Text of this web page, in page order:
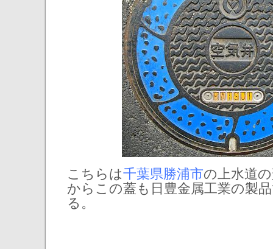
こちらは千葉県勝浦市の上水道
からこの蓋も日豊金属工業の製
る。